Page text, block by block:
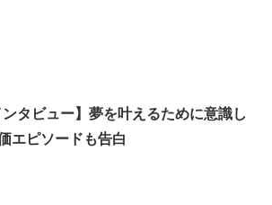
タビュー】夢を叶えるために意識し
エピソードも告白